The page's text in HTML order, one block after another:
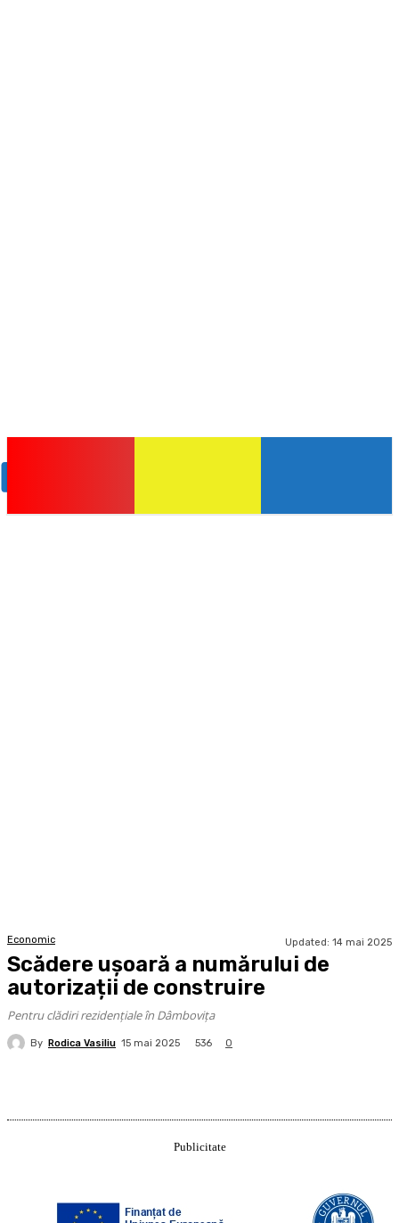
Economic Updated: 14 mai 2025
Scădere ușoară a numărului de
autorizații de construire
Pentru clădiri rezidențiale în Dâmbovița
By Rodica Vasiliu 15 mai 2025 536 0
Publicitate